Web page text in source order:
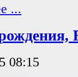
...
08:15